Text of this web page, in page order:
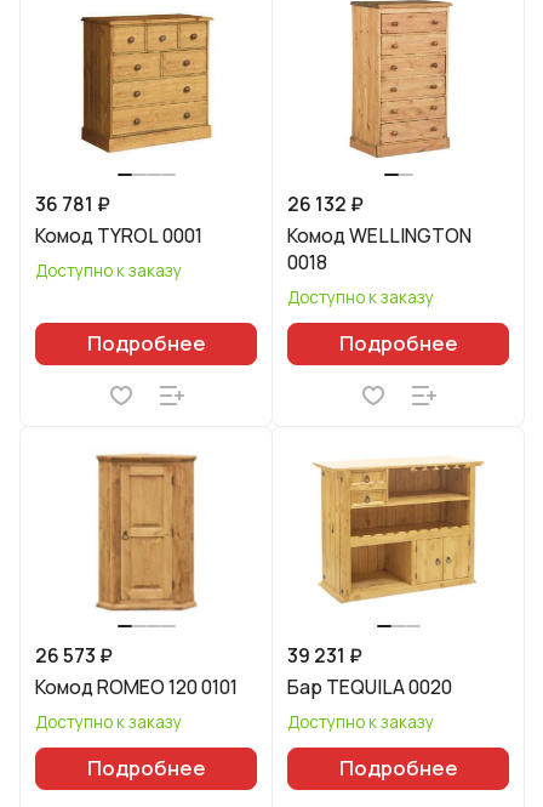
36 781 ₽
Комод TYROL 0001
Доступно к заказу
Подробнее
26 132 ₽
Комод WELLINGTON
0018
Доступно к заказу
Подробнее
26 573 ₽
Комод ROMEO 120 0101
Доступно к заказу
Подробнее
39 231 ₽
Бар TEQUILA 0020
Доступно к заказу
Подробнее